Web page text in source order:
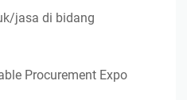
jasa di bidang
Procurement Expo